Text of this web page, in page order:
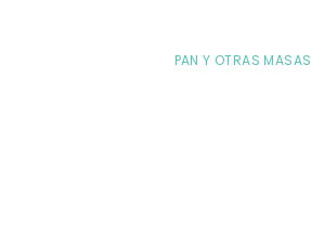
PAN Y OTRAS MASAS